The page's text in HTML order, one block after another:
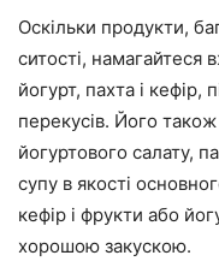
Оскільки продукти,
ситості, намагайтеся
йогурт, пахта і кефір,
перекусів. Його
йогуртового салату,
супу в якості
кефір і фрукти або
хорошою закускою.